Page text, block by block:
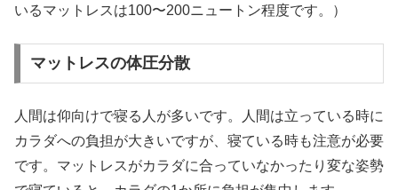
いるマットレスは100〜200ニュートン程度です。）
マットレスの体圧分散
人間は仰向けで寝る人が多いです。人間は立っている時に
カラダへの負担が大きいですが、寝ている時も注意が必要
です。マットレスがカラダに合っていなかったり変な姿勢